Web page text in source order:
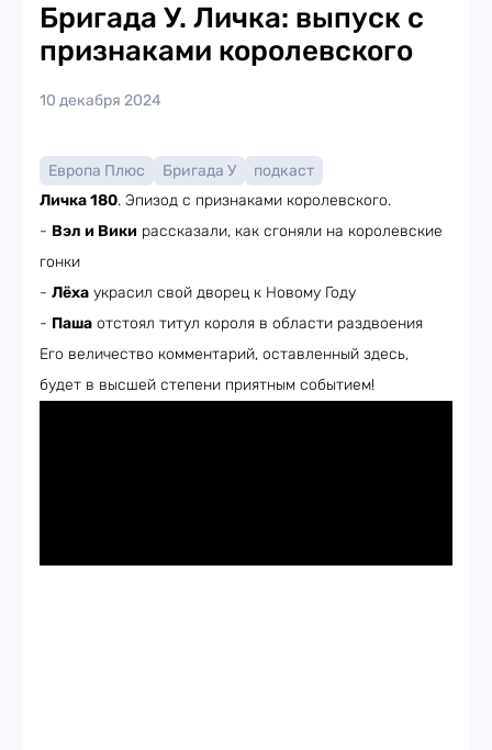
Бригада У. Личка: выпуск с
признаками королевского
10 декабря 2024
Европа Плюс Бригада У
подкаст
Личка 180. Эпизод с признаками королевского.
- Вэл и Вики рассказали, как сгоняли на королевские
гонки
- Лёха украсил свой дворец к Новому Году
- Паша отстоял титул короля в области раздвоения
Его величество комментарий, оставленный здесь,
будет в высшей степени приятным событием!